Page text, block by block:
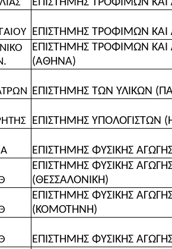
ΕΠΙΣΤΗΜΗΣ ΤΡΟΦΙΜΩΝ
ΕΠΙΣΤΗΜΗΣ ΤΡΟΦΙΜΩΝ
(ΑΘΗΝΑ)
ΕΠΙΣΤΗΜΗΣ ΤΩΝ ΥΛΙΚΩΝ
ΕΠΙΣΤΗΜΗΣ ΥΠΟΛΟΓΙΣΤΩΝ
ΕΠΙΣΤΗΜΗΣ ΦΥΣΙΚΗΣ
ΕΠΙΣΤΗΜΗΣ ΦΥΣΙΚΗΣ
(ΘΕΣΣΑΛΟΝΙΚΗ)
ΕΠΙΣΤΗΜΗΣ ΦΥΣΙΚΗΣ
(ΚΟΜΟΤΗΝΗ)
ΕΠΙΣΤΗΜΗΣ ΦΥΣΙΚΗΣ